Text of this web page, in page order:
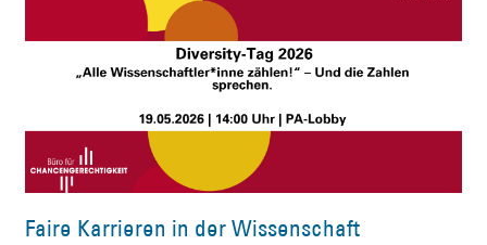
Faire Karrieren in der Wissenschaft